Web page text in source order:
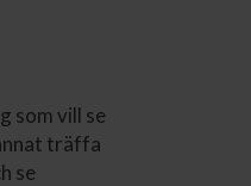
som vill se
träffa
se